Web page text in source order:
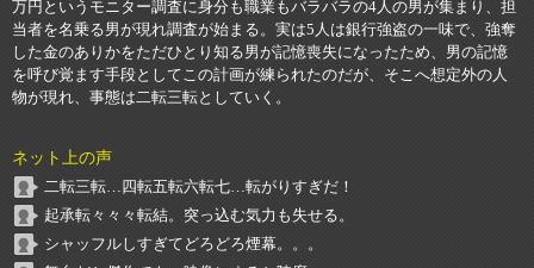
万円というモニター調査に身分も職業もバラバラの4人の男が集まり、担
当者を名乗る男が現れ調査が始まる。実は5人は銀行強盗の一味で、強奪
した金のありかをただひとり知る男が記憶喪失になったため、男の記憶
を呼び覚ます手段としてこの計画が練られたのだが、そこへ想定外の人
物が現れ、事態は二転三転としていく。
ネット上の声
二転三転…四転五転六転七…転がりすぎだ！
起承転々々々転結。突っ込む気力も失せる。
シャッフルしすぎてどろどろ煙幕。。。